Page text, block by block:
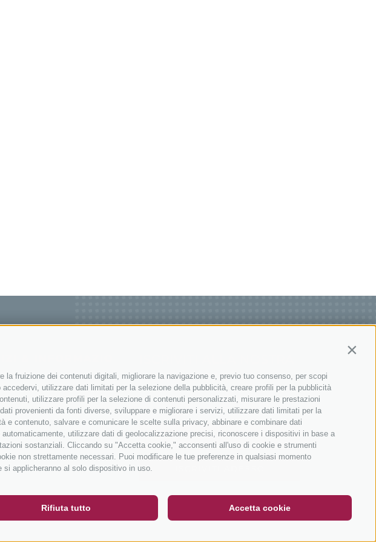
fruizione dei contenuti digitali, migliorare la navigazione e, previo tuo consenso, per scopi
utilizzare dati limitati per la selezione della pubblicità, creare profili per la pubblicità
utilizzare profili per la selezione di contenuti personalizzati, misurare le prestazioni
provenienti da fonti diverse, sviluppare e migliorare i servizi, utilizzare dati limitati per la
e contenuto, salvare e comunicare le scelte sulla privacy, abbinare e combinare dati
utilizzare dati di geolocalizzazione precisi, riconoscere i dispositivi in base a
sostanziali. Cliccando su "Accetta cookie," acconsenti all'uso di cookie e strumenti
non strettamente necessari. Puoi modificare le tue preferenze in qualsiasi momento
applicheranno al solo dispositivo in uso.
Accetta cookie
Rifiuta tutto
NEWSLETTER